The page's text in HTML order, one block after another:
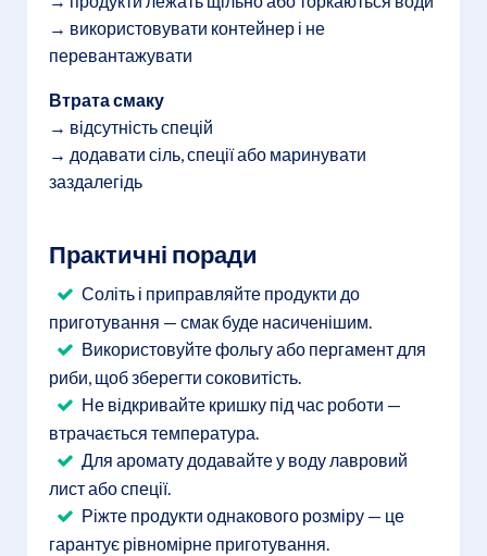
→ використовувати контейнер і не
перевантажувати
Втрата смаку
→ відсутність спецій
→ додавати сіль, спеції або маринувати
заздалегідь
Практичні поради
Соліть і приправляйте продукти до
приготування — смак буде насиченішим.
Використовуйте фольгу або пергамент для
риби, щоб зберегти соковитість.
Не відкривайте кришку під час роботи —
втрачається температура.
Для аромату додавайте у воду лавровий
лист або спеції.
Ріжте продукти однакового розміру — це
гарантує рівномірне приготування.